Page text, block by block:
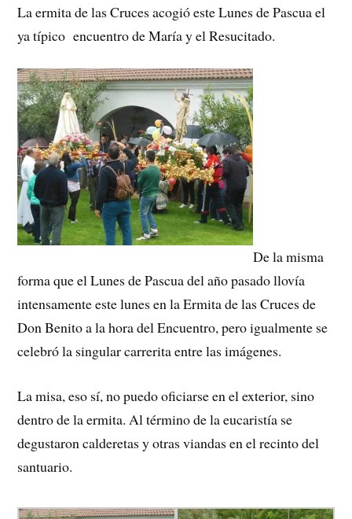
La ermita de las Cruces acogió este Lunes de Pascua el
ya típico encuentro de María y el Resucitado.
De la misma
forma que el Lunes de Pascua del año pasado llovía
intensamente este lunes en la Ermita de las Cruces de
Don Benito a la hora del Encuentro, pero igualmente se
celebró la singular carrerita entre las imágenes.
La misa, eso sí, no puedo oficiarse en el exterior, sino
dentro de la ermita. Al término de la eucaristía se
degustaron calderetas y otras viandas en el recinto del
santuario.